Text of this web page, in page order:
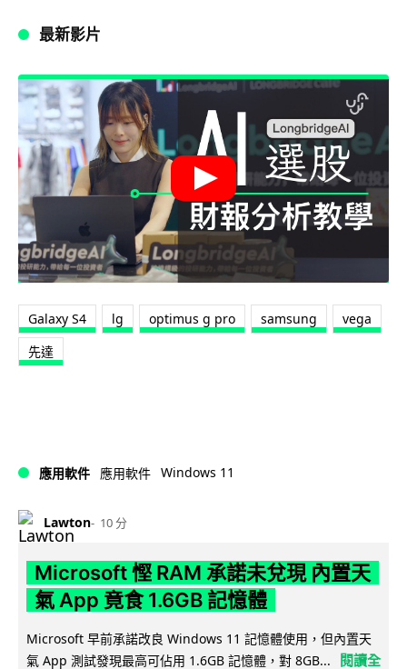
最新影片
Galaxy S4 lg optimus g pro samsung
vega
先達
應用軟件 應用軟件 Windows 11
Lawton 10 分
Microsoft 慳 RAM 承諾未兌現 內置天
氣 App 竟食 1.6GB 記憶體
Microsoft 早前承諾改良 Windows 11 記憶體使用，但內置天
氣 App 測試發現最高可佔用 1.6GB 記憶體，對 8GB...
閱讀全